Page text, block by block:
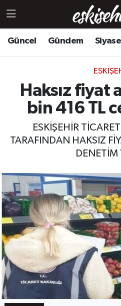
Güncel Gündem
Haksız fiyat
bin 416 TL
ESKİŞEHİR
TARAFINDAN HAKSIZ
DENETİM